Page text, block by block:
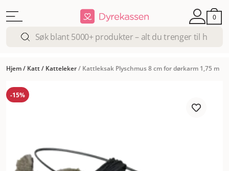
0
Hjem/ Katt/ Katteleker/ Kattleksak Plyschmus 8 cm for dørkarm 1,75 m
-15%